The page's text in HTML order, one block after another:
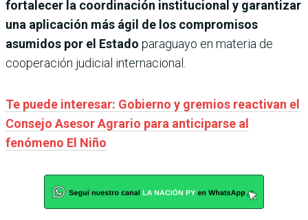
fortalecer la coordinación institucional y garantizar
una aplicación más ágil de los compromisos
asumidos por el Estado paraguayo en materia de
cooperación judicial internacional.
Te puede interesar: Gobierno y gremios reactivan el
Consejo Asesor Agrario para anticiparse al
fenómeno El Niño